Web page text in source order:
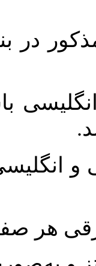
هر